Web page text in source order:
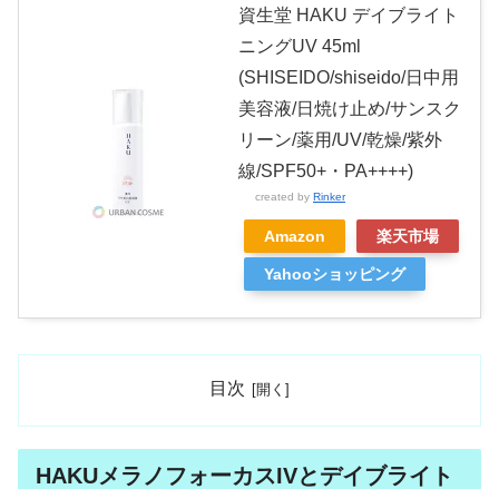
資生堂 HAKU デイブライト
ニングUV 45ml
(SHISEIDO/shiseido/日中用
美容液/日焼け止め/サンスク
リーン/薬用/UV/乾燥/紫外
線/SPF50+・PA++++)
created by Rinker
Amazon 楽天市場
Yahooショッピング
目次
HAKUメラノフォーカスIVとデイブライト